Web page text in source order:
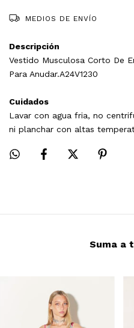
MEDIOS DE ENVÍO
Descripción
Vestido Musculosa Corto De
Para Anudar.A24V1230
Cuidados
Lavar con agua fria, no
ni planchar con altas
Suma a